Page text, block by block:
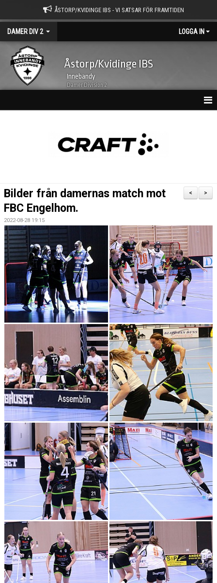
ÅSTORP/KVIDINGE IBS - VI SATSAR FÖR FRAMTIDEN
DAMER DIV 2 LOGGA IN
Åstorp/Kvidinge IBS
Innebandy
Damer Division 2
BILDGALLERI
DOKUMENT
KONTAKT
MATCHER
SERIETABELL
>
<
Bilder från damernas match mot
FBC Engelhom.
2022-08-28 19:15